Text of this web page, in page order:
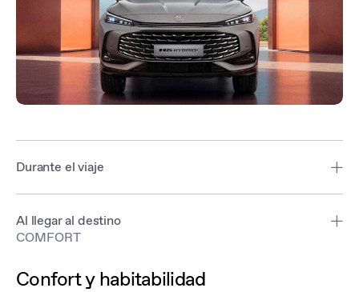
Durante el viaje
Mantente en ruta con el sistema de navegación conectado de MG,
que ofrece orientación de la ruta y un tiempo estimado de llegada
para cualquier viaje.
Al llegar al destino
puedes consultar todas tus estadísticas de conducción, incluidos
COMFORT
Confort y habitabilidad